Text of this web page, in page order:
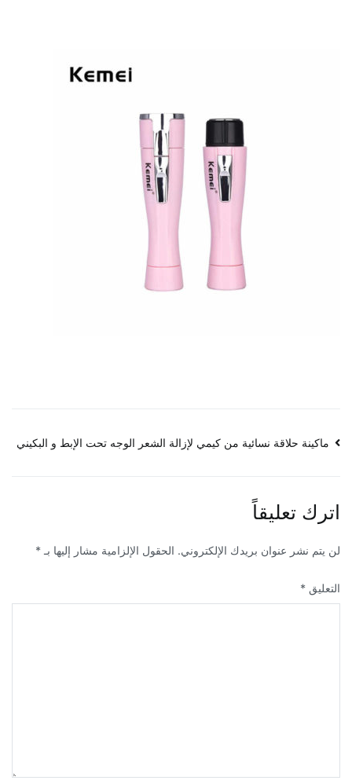
تصفّح
ماكينة حلاقة نسائية من كيمي لإزالة الشعر الوجه تحت الإبط و البكيني
اترك تعليقاً
لن يتم نشر عنوان بريدك الإلكتروني. الحقول الإلزامية مشار إليها بـ *
التعليق*